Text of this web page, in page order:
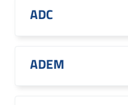
ADC
ADEM